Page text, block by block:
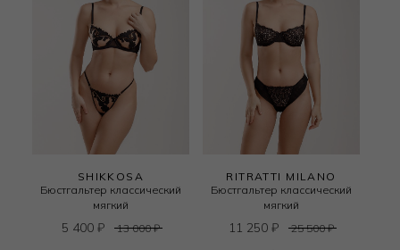
SHIKKOSA
Бюстгальтер классический
мягкий
5 400 ₽ 13 000₽
RITRATTI MILANO
Бюстгальтер классический
мягкий
11 250 ₽ 25 500₽